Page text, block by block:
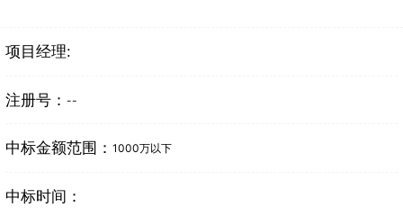
项目经理:
注册号： --
中标金额范围： 1000万以下
中标时间：